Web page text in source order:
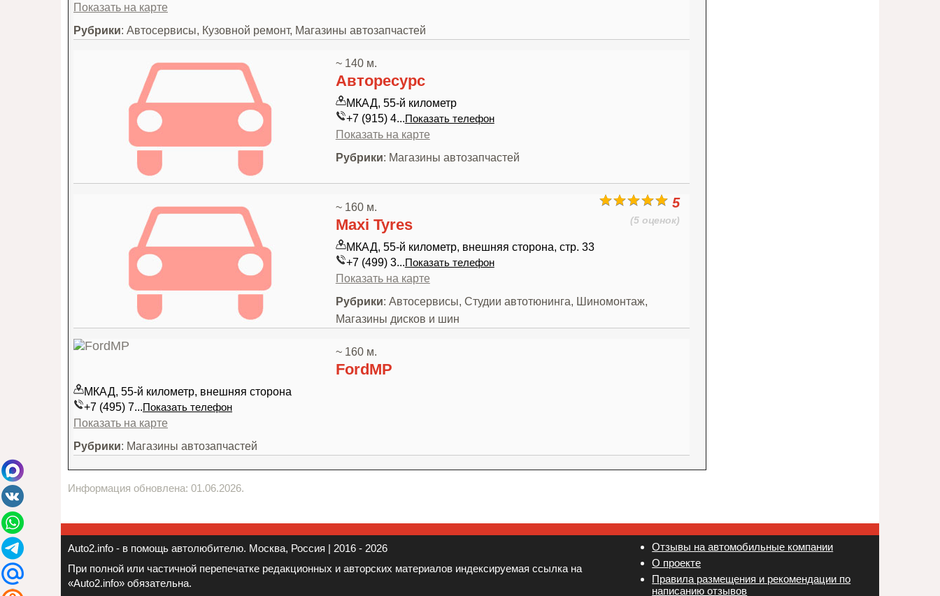
Показать на карте
Рубрики: Автосервисы, Кузовной ремонт, Магазины автозапчастей
~ 140 м.
Авторесурс
МКАД, 55-й километр
+7 (915) 4...Показать телефон
Показать на карте
Рубрики: Магазины автозапчастей
5
(5 оценок)
~ 160 м.
Maxi Tyres
МКАД, 55-й километр, внешняя сторона, стр. 33
+7 (499) 3...Показать телефон
Показать на карте
Рубрики: Автосервисы, Студии автотюнинга, Шиномонтаж,
Магазины дисков и шин
~ 160 м.
FordMP
МКАД, 55-й километр, внешняя сторона
+7 (495) 7...Показать телефон
Показать на карте
Рубрики: Магазины автозапчастей
Информация обновлена: 01.06.2026.
Auto2.info - в помощь автолюбителю. Москва, Россия | 2016 - 2026
При полной или частичной перепечатке редакционных и авторских материалов индексируемая ссылка на
«Auto2.info» обязательна.
Отзывы на автомобильные компании